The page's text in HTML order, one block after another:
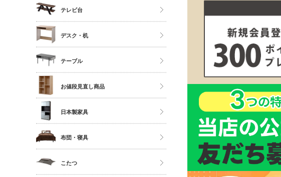
サニタリー
多目的収納
マットレス単品
シングル
セミダブル
テレビ台
ロータイプ
伸縮・変形・コーナー
デスク・机
デスク
サイドチェスト
テーブル
センターテーブル
サイドテーブル
お値段見直し商品
日本製家具
布団・寝具
シングル
こたつ